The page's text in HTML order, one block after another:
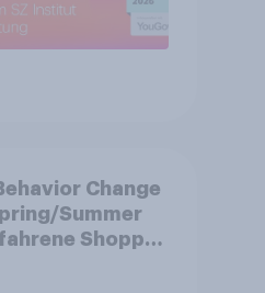
Change
Summer
Shopper